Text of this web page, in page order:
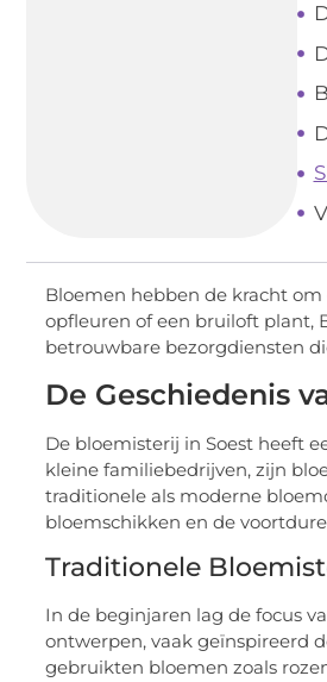
Bloemen hebben de kracht
opfleuren of een bruiloft plant,
betrouwbare bezorgdiensten
De Geschiedenis
De bloemisterij in Soest heeft
kleine familiebedrijven, zijn
traditionele als moderne
bloemschikken en de
Traditionele
In de beginjaren lag de focus
ontwerpen, vaak geïnspireerd
gebruikten bloemen zoals